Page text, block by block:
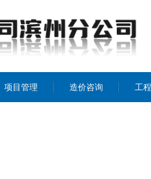
项目管理 造价咨询 工